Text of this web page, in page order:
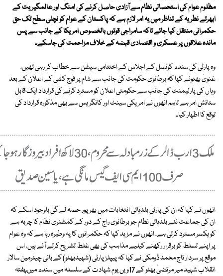
مظلوم عوام کی استحصالی نظام سے آزادی حاصل کرنے کی امنگ اور عالمگیریت کے
ابھرتے نظریہ کے تناظر میں یہ امر لازم ہے کہ پاکستان کے عوام کو نچلی سطح تک حق
حکمرانی منتقل کیا جائے تاکہ سامراجی قوتوں بالخصوص امریکا کے جانب سے پس
ماندہ علاقوں پر عسکری و اقتصادی قبضہ کے خلاف مزاحمت کی جاسکے۔
وہ پارٹی کی سندھ کونسل کے اجلاس کے اختتامی سیشن سے خطاب کر رہی تھیں،
غنویٰ بھٹونے کہا کہ برطانوی حکومت کی جانب سے شام پر فوج کشی کے اعلان کے بعد
وہاں کی پارلیمنٹ کی جانب سے حکومتی اعلان کو مسترد کرنے کی قرارداد ایک قابل
ستائش امر ہے تاہم انھوں نے امریکی سینٹ اور کانگریس سے بھی مذکورہ قرارداد کی
توقع کا اظہار کیا۔
انھوں نے کہا کہ ان کی پارٹی بلدیاتی انتخابات میں بھرپور حصہ لے گی باوجود اسکے کہ
ان کی جماعت نئے بلدیاتی نظام جو برطانوی راج کے دور کے کمشنری نظام کا چربہ ہے
کو یکسر مسترد کرتی ہے، انھوں نے مزید کہا کہ حکمرانوں کا یہ وطیرہ رہا ہے کہ وہ عوام
پر اپنے تسلط کو برقرار رکھنے کیلیے مذاہب کی بھی غلط تشریح کرتے آئے ہیں، اس
موقع پر سردار تاج محمد ڈومکی نے کہا کہ پیپلز پارٹی (شہیدبھٹو) کے بانی چیئرمین سالار
انقلاب شہید میر مرتضیٰ بھٹو کے 17ویں یوم شہادت کے سلسلہ میں سندھ میںہفتہ